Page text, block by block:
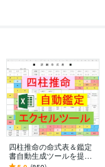
四柱推命の命式表＆鑑定
書自動生成ツールを提供
します 複数の流派に対応